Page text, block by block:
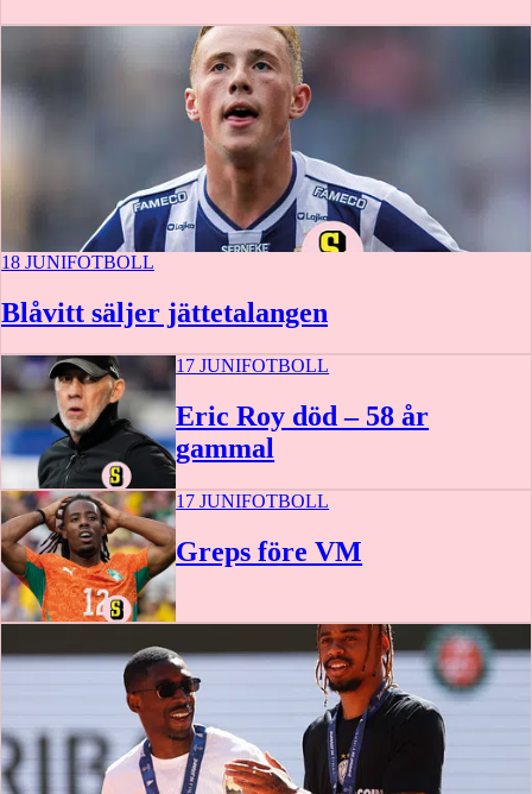
18 JUNIFOTBOLL
Blåvitt säljer jättetalangen
17 JUNIFOTBOLL
Eric Roy död – 58 år
gammal
17 JUNIFOTBOLL
Greps före VM